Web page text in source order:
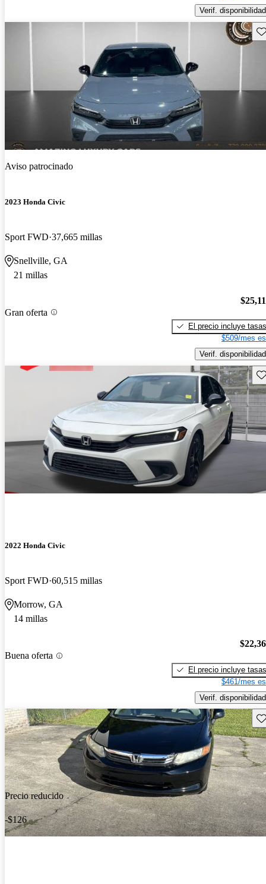
Verif. disponibilidad
Aviso patrocinado
2023 Honda Civic
Sport FWD 37,665 millas
Snellville, GA
21 millas
Gran oferta
El precio incluye tasas
$509/mes
Verif. disponibilidad
2022 Honda Civic
Sport FWD 60,515 millas
Morrow, GA
14 millas
Buena oferta
El precio incluye tasas
$461/mes
Verif. disponibilidad
Precio reducido
-$126